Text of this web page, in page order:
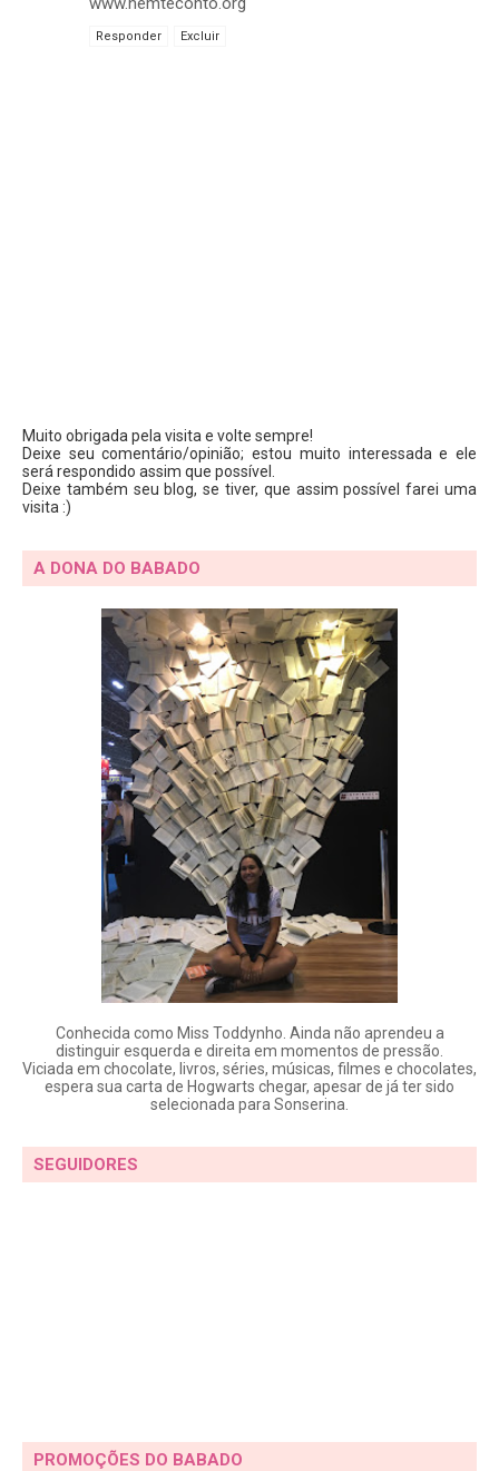
Responder Excluir
Muito obrigada pela visita e volte sempre!
Deixe seu comentário/opinião; estou muito interessada e ele
será respondido assim que possível.
Deixe também seu blog, se tiver, que assim possível farei uma
visita :)
A DONA DO BABADO
Conhecida como Miss Toddynho. Ainda não aprendeu a
distinguir esquerda e direita em momentos de pressão.
Viciada em chocolate, livros, séries, músicas, filmes e chocolates,
espera sua carta de Hogwarts chegar, apesar de já ter sido
selecionada para Sonserina.
SEGUIDORES
PROMOÇÕES DO BABADO